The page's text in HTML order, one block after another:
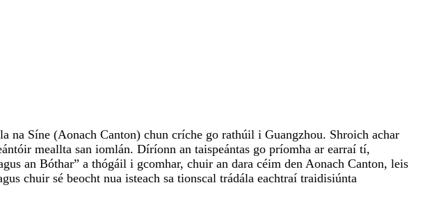
na Síne (Aonach Canton) chun críche go rathúil i Guangzhou. Shroich achar
meallta san iomlán. Díríonn an taispeántas go príomha ar earraí tí,
an Bóthar” a thógáil i gcomhar, chuir an dara céim den Aonach Canton, leis
chuir sé beocht nua isteach sa tionscal trádála eachtraí traidisiúnta